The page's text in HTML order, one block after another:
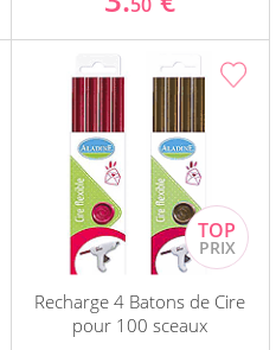
50
Recharge 4 Batons de Cire
pour 100 sceaux